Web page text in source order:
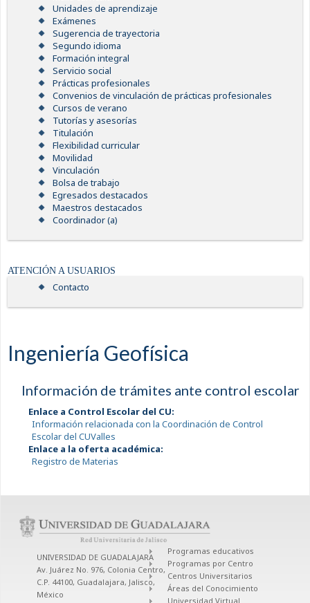
Unidades de aprendizaje
Exámenes
Sugerencia de trayectoria
Segundo idioma
Formación integral
Servicio social
Prácticas profesionales
Convenios de vinculación de prácticas profesionales
Cursos de verano
Tutorías y asesorías
Titulación
Flexibilidad curricular
Movilidad
Vinculación
Bolsa de trabajo
Egresados destacados
Maestros destacados
Coordinador (a)
ATENCIÓN A USUARIOS
Contacto
Ingeniería Geofísica
Información de trámites ante control escolar
Enlace a Control Escolar del CU:
Información relacionada con la Coordinación de Control
Escolar del CUValles
Enlace a la oferta académica:
Registro de Materias
UNIVERSIDAD DE GUADALAJARA
Av. Juárez No. 976, Colonia Centro,
C.P. 44100, Guadalajara, Jalisco,
México
Programas educativos
Programas por Centro
Centros Universitarios
Áreas del Conocimiento
Universidad Virtual